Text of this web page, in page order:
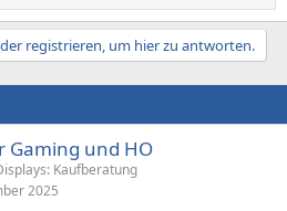
registrieren, um hier zu antworten.
Gaming und HO
Kaufberatung
2025